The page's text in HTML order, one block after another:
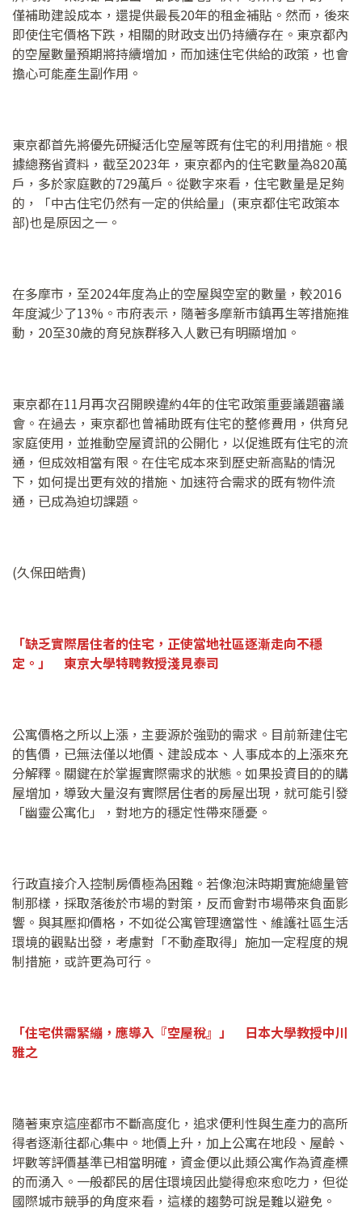
僅補助建設成本，還提供最長20年的租金補貼。然而，後來
即使住宅價格下跌，相關的財政支出仍持續存在。東京都內
的空屋數量預期將持續增加，而加速住宅供給的政策，也會
擔心可能產生副作用。
東京都首先將優先研擬活化空屋等既有住宅的利用措施。根
據總務省資料，截至2023年，東京都內的住宅數量為820萬
戶，多於家庭數的729萬戶。從數字來看，住宅數量是足夠
的，「中古住宅仍然有一定的供給量」(東京都住宅政策本
部)也是原因之一。
在多摩市，至2024年度為止的空屋與空室的數量，較2016
年度減少了13%。市府表示，隨著多摩新市鎮再生等措施推
動，20至30歲的育兒族群移入人數已有明顯增加。
東京都在11月再次召開睽違約4年的住宅政策重要議題審議
會。在過去，東京都也曾補助既有住宅的整修費用，供育兒
家庭使用，並推動空屋資訊的公開化，以促進既有住宅的流
通，但成效相當有限。在住宅成本來到歷史新高點的情況
下，如何提出更有效的措施、加速符合需求的既有物件流
通，已成為迫切課題。
(久保田皓貴)
「缺乏實際居住者的住宅，正使當地社區逐漸走向不穩
定。」 東京大學特聘教授淺見泰司
公寓價格之所以上漲，主要源於強勁的需求。目前新建住宅
的售價，已無法僅以地價、建設成本、人事成本的上漲來充
分解釋。關鍵在於掌握實際需求的狀態。如果投資目的的購
屋增加，導致大量沒有實際居住者的房屋出現，就可能引發
「幽靈公寓化」，對地方的穩定性帶來隱憂。
行政直接介入控制房價極為困難。若像泡沫時期實施總量管
制那樣，採取落後於市場的對策，反而會對市場帶來負面影
響。與其壓抑價格，不如從公寓管理適當性、維護社區生活
環境的觀點出發，考慮對「不動產取得」施加一定程度的規
制措施，或許更為可行。
「住宅供需緊繃，應導入『空屋稅』」 日本大學教授中川
雅之
隨著東京這座都市不斷高度化，追求便利性與生產力的高所
得者逐漸往都心集中。地價上升，加上公寓在地段、屋齡、
坪數等評價基準已相當明確，資金便以此類公寓作為資產標
的而湧入。一般都民的居住環境因此變得愈來愈吃力，但從
國際城市競爭的角度來看，這樣的趨勢可說是難以避免。